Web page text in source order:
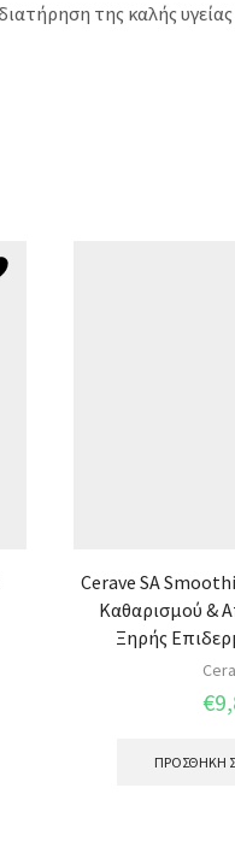
της καλής υγείας
Cerave SA
Καθαρισμού &
Ξηρής
€
ΠΡΟΣΘΉΚΗ